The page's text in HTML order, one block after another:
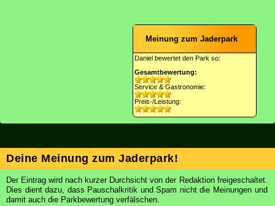
Meinung zum Jaderpark
Daniel bewertet den Park so:
Gesamtbewertung:
Service & Gastronomie:
Preis-/Leistung:
Deine Meinung zum Jaderpark!
Der Eintrag wird nach kurzer Durchsicht von der Redaktion freigeschaltet.
Dies dient dazu, dass Pauschalkritik und Spam nicht die Meinungen und
damit auch die Parkbewertung verfälschen.